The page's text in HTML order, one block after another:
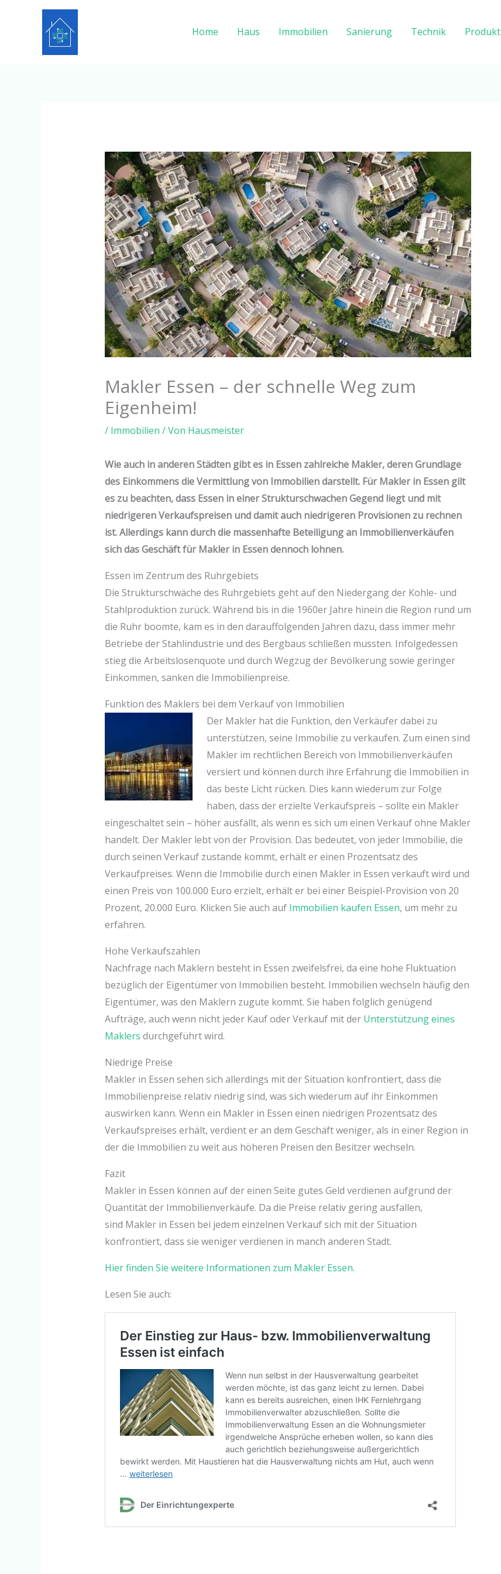
Home Haus Immobilien Sanierung Technik Produkt
Makler Essen – der schnelle Weg zum
Eigenheim!
/ Immobilien / Von Hausmeister
Wie auch in anderen Städten gibt es in Essen zahlreiche Makler, deren Grundlage
des Einkommens die Vermittlung von Immobilien darstellt. Für Makler in Essen gilt
es zu beachten, dass Essen in einer Strukturschwachen Gegend liegt und mit
niedrigeren Verkaufspreisen und damit auch niedrigeren Provisionen zu rechnen
ist. Allerdings kann durch die massenhafte Beteiligung an Immobilienverkäufen
sich das Geschäft für Makler in Essen dennoch lohnen.
Essen im Zentrum des Ruhrgebiets
Die Strukturschwäche des Ruhrgebiets geht auf den Niedergang der Kohle- und
Stahlproduktion zurück. Während bis in die 1960er Jahre hinein die Region rund um
die Ruhr boomte, kam es in den darauffolgenden Jahren dazu, dass immer mehr
Betriebe der Stahlindustrie und des Bergbaus schließen mussten. Infolgedessen
stieg die Arbeitslosenquote und durch Wegzug der Bevölkerung sowie geringer
Einkommen, sanken die Immobilienpreise.
Funktion des Maklers bei dem Verkauf von Immobilien
Der Makler hat die Funktion, den Verkäufer dabei zu
unterstützen, seine Immobilie zu verkaufen. Zum einen sind
Makler im rechtlichen Bereich von Immobilienverkäufen
versiert und können durch ihre Erfahrung die Immobilien in
das beste Licht rücken. Dies kann wiederum zur Folge
haben, dass der erzielte Verkaufspreis – sollte ein Makler
eingeschaltet sein – höher ausfällt, als wenn es sich um einen Verkauf ohne Makler
handelt. Der Makler lebt von der Provision. Das bedeutet, von jeder Immobilie, die
durch seinen Verkauf zustande kommt, erhält er einen Prozentsatz des
Verkaufpreises. Wenn die Immobilie durch einen Makler in Essen verkauft wird und
einen Preis von 100.000 Euro erzielt, erhält er bei einer Beispiel-Provision von 20
Prozent, 20.000 Euro. Klicken Sie auch auf Immobilien kaufen Essen, um mehr zu
erfahren.
Hohe Verkaufszahlen
Nachfrage nach Maklern besteht in Essen zweifelsfrei, da eine hohe Fluktuation
bezüglich der Eigentümer von Immobilien besteht. Immobilien wechseln häufig den
Eigentümer, was den Maklern zugute kommt. Sie haben folglich genügend
Aufträge, auch wenn nicht jeder Kauf oder Verkauf mit der Unterstützung eines
Maklers durchgeführt wird.
Niedrige Preise
Makler in Essen sehen sich allerdings mit der Situation konfrontiert, dass die
Immobilienpreise relativ niedrig sind, was sich wiederum auf ihr Einkommen
auswirken kann. Wenn ein Makler in Essen einen niedrigen Prozentsatz des
Verkaufspreises erhält, verdient er an dem Geschäft weniger, als in einer Region in
der die Immobilien zu weit aus höheren Preisen den Besitzer wechseln.
Fazit
Makler in Essen können auf der einen Seite gutes Geld verdienen aufgrund der
Quantität der Immobilienverkäufe. Da die Preise relativ gering ausfallen,
sind Makler in Essen bei jedem einzelnen Verkauf sich mit der Situation
konfrontiert, dass sie weniger verdienen in manch anderen Stadt.
Hier finden Sie weitere Informationen zum Makler Essen.
Lesen Sie auch: